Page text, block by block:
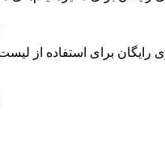
برای استفاده از